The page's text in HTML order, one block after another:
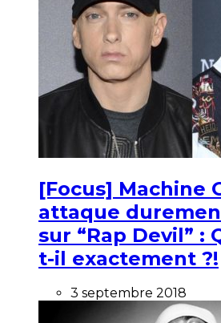
[Focus] Machine
attaque
sur “Rap Devil” :
t-il exactement ?!
3 septembre 2018